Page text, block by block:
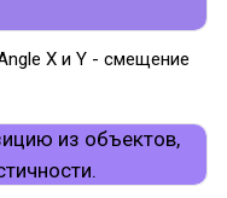
X и Y - смещение